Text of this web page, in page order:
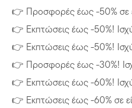
👉 Προσφορές έως -50% σε
👉 Εκπτώσεις έως -50%!
👉 Εκπτώσεις έως -50%!
👉 Προσφορές έως -30%!
👉 Εκπτώσεις έως -60%!
👉 Εκπτώσεις έως -60% σε